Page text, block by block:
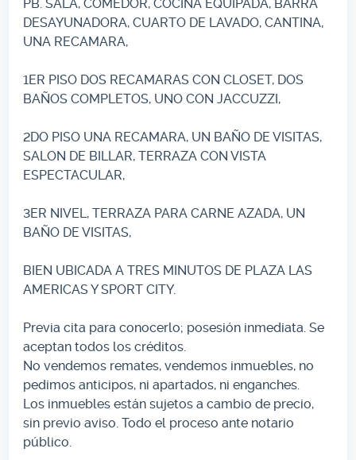
PB. SALA, COMEDOR, COCINA EQUIPADA, BARRA
DESAYUNADORA, CUARTO DE LAVADO, CANTINA,
UNA RECAMARA,
1ER PISO DOS RECAMARAS CON CLOSET, DOS
BAÑOS COMPLETOS, UNO CON JACCUZZI,
2DO PISO UNA RECAMARA, UN BAÑO DE VISITAS,
SALON DE BILLAR, TERRAZA CON VISTA
ESPECTACULAR,
3ER NIVEL, TERRAZA PARA CARNE AZADA, UN
BAÑO DE VISITAS,
BIEN UBICADA A TRES MINUTOS DE PLAZA LAS
AMERICAS Y SPORT CITY.
Previa cita para conocerlo; posesión inmediata. Se
aceptan todos los créditos.
No vendemos remates, vendemos inmuebles, no
pedimos anticipos, ni apartados, ni enganches.
Los inmuebles están sujetos a cambio de precio,
sin previo aviso. Todo el proceso ante notario
público.